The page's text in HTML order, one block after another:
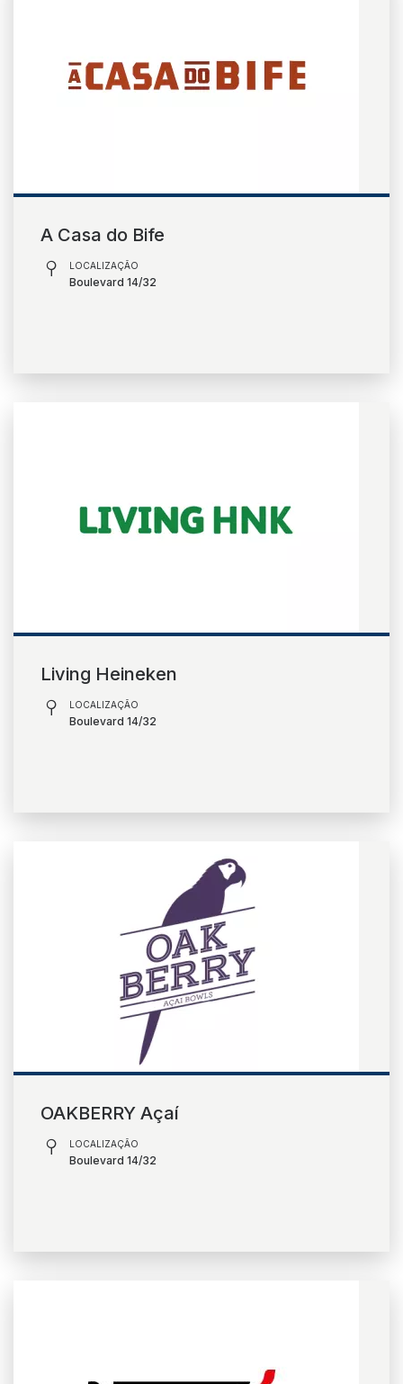
A Casa do Bife
LOCALIZAÇÃO
Boulevard 14/32
Living Heineken
LOCALIZAÇÃO
Boulevard 14/32
OAKBERRY Açaí
LOCALIZAÇÃO
Boulevard 14/32